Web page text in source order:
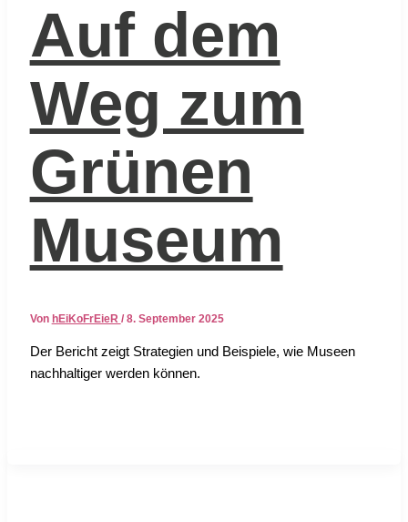
Auf dem
Weg zum
Grünen
Museum
Von hEiKoFrEieR / 8. September 2025
Der Bericht zeigt Stra­te­gien und Bei­spie­le, wie Muse­en
nach­hal­ti­ger wer­den kön­nen.